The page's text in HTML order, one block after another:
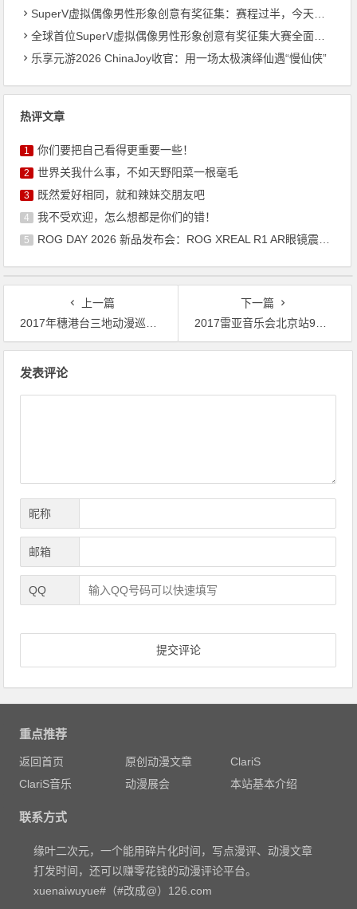
SuperV虚拟偶像男性形象创意有奖征集：赛程过半，今天你投稿了吗？
全球首位SuperV虚拟偶像男性形象创意有奖征集大赛全面启动
乐享元游2026 ChinaJoy收官：用一场太极演绎仙遇“慢仙侠”
热评文章
1 你们要把自己看得更重要一些！
2 世界关我什么事，不如天野阳菜一根毫毛
3 既然爱好相同，就和辣妹交朋友吧
4 我不受欢迎，怎么想都是你们的错！
5 ROG DAY 2026 新品发布会：ROG XREAL R1 AR眼镜震撼来袭
上一篇
2017年穗港台三地动漫巡回展今日正式起航
下一篇
2017雷亚音乐会北京站9月10日热辣来袭！
发表评论
昵称
邮箱
QQ
重点推荐
返回首页 原创动漫文章
ClariS
ClariS音乐
动漫展会 本站基本介绍
联系方式
缘叶二次元，一个能用碎片化时间，写点漫评、动漫文章
打发时间，还可以赚零花钱的动漫评论平台。
xuenaiwuyue#（#改成@）126.com